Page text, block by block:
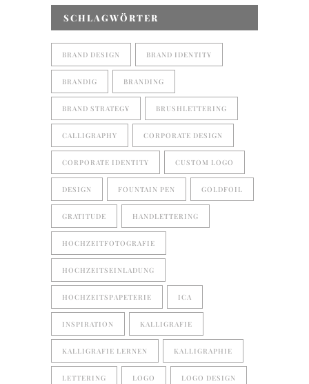
SCHLAGWÖRTER
BRAND DESIGN BRAND IDENTITY
BRANDIG BRANDING
BRAND STRATEGY BRUSHLETTERING
CALLIGRAPHY CORPORATE DESIGN
CORPORATE IDENTITY CUSTOM LOGO
DESIGN FOUNTAIN PEN GOLDFOIL
GRATITUDE HANDLETTERING
HOCHZEITFOTOGRAFIE
HOCHZEITSEINLADUNG
HOCHZEITSPAPETERIE ICA
INSPIRATION KALLIGRAFIE
KALLIGRAFIE LERNEN KALLIGRAPHIE
LETTERING LOGO LOGO DESIGN